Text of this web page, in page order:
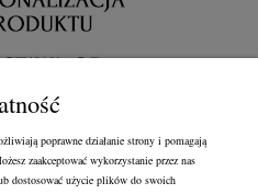
poprawne działanie strony i pomagają
zaakceptować wykorzystanie przez nas
dostosować użycie plików do swoich